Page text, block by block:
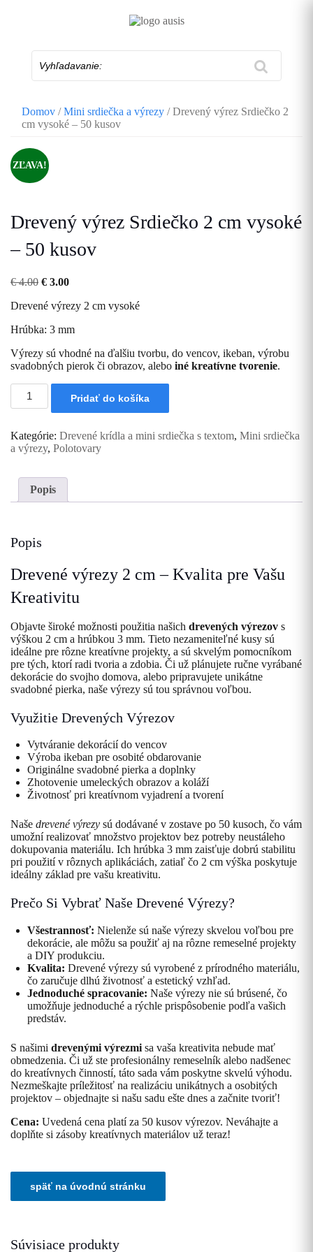
Domov /Mini srdiečka a výrezy / Drevený výrez Srdiečko 2
cm vysoké – 50 kusov
ZĽAVA!
Drevený výrez Srdiečko 2 cm vysoké
– 50 kusov
€4.00 Pôvodná
bola:
€ 3.00Aktuálna
je:
Drevené výrezy 2 cm vysoké
Hrúbka: 3 mm
Výrezy sú vhodné na ďalšiu tvorbu, do vencov, ikeban, výrobu
svadobných pierok či obrazov, alebo iné kreatívne tvorenie.
množstvo
Drevený
2
cm
kusov
Pridať do košíka
Kategórie: Drevené krídla a mini srdiečka s textom, Mini srdiečka
a výrezy, Polotovary
Popis
Popis
Drevené výrezy 2 cm – Kvalita pre Vašu
Kreativitu
Objavte široké možnosti použitia našich drevených výrezov s
výškou 2 cm a hrúbkou 3 mm. Tieto nezameniteľné kusy sú
ideálne pre rôzne kreatívne projekty, a sú skvelým pomocníkom
pre tých, ktorí radi tvoria a zdobia. Či už plánujete ručne vyrábané
dekorácie do svojho domova, alebo pripravujete unikátne
svadobné pierka, naše výrezy sú tou správnou voľbou.
Využitie Drevených Výrezov
Vytváranie dekorácií do vencov
Výroba ikeban pre osobité obdarovanie
Originálne svadobné pierka a doplnky
Zhotovenie umeleckých obrazov a koláží
Životnosť pri kreatívnom vyjadrení a tvorení
Naše drevené výrezy sú dodávané v zostave po 50 kusoch, čo vám
umožní realizovať množstvo projektov bez potreby neustáleho
dokupovania materiálu. Ich hrúbka 3 mm zaisťuje dobrú stabilitu
pri použití v rôznych aplikáciách, zatiaľ čo 2 cm výška poskytuje
ideálny základ pre vašu kreativitu.
Prečo Si Vybrať Naše Drevené Výrezy?
Všestrannosť: Nielenže sú naše výrezy skvelou voľbou pre
dekorácie, ale môžu sa použiť aj na rôzne remeselné projekty
a DIY produkciu.
Kvalita: Drevené výrezy sú vyrobené z prírodného materiálu,
čo zaručuje dlhú životnosť a estetický vzhľad.
Jednoduché spracovanie: Naše výrezy nie sú brúsené, čo
umožňuje jednoduché a rýchle prispôsobenie podľa vašich
predstáv.
S našimi drevenými výrezmi sa vaša kreativita nebude mať
obmedzenia. Či už ste profesionálny remeselník alebo nadšenec
do kreatívnych činností, táto sada vám poskytne skvelú výhodu.
Nezmeškajte príležitosť na realizáciu unikátnych a osobitých
projektov – objednajte si našu sadu ešte dnes a začnite tvoriť!
Cena: Uvedená cena platí za 50 kusov výrezov. Neváhajte a
doplňte si zásoby kreatívnych materiálov už teraz!
Súvisiace produkty